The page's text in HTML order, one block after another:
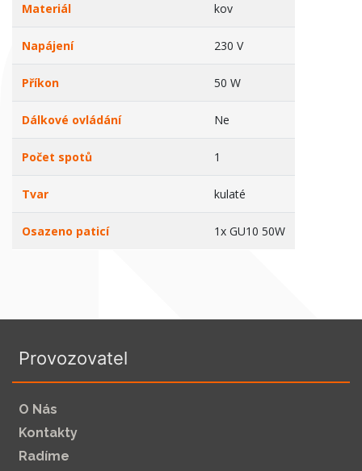
Materiál kov
Napájení 230 V
Příkon 50 W
Dálkové ovládání Ne
Počet spotů 1
Tvar kulaté
Osazeno paticí 1x GU10 50W
Provozovatel
O Nás
Kontakty
Radíme